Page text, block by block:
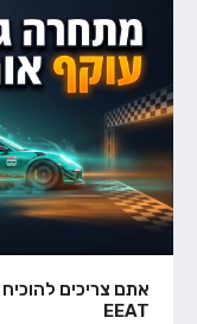
אתם צריכים
EEAT